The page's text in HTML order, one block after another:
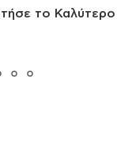
το Καλύτερο